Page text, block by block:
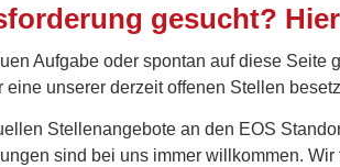
gesucht?
Aufgabe oder spontan auf diese
unserer derzeit offenen Stellen
Stellenangebote an den EOS
sind bei uns immer willkommen.